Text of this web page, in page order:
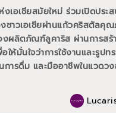
เอเชียสมัยใหม่ ร่วมเปิดประ
ชาวเอเชียผ่านแก้วคริสตัลคุ
งผลิตภัณฑ์ลูคาริส ผ่านการสร้
ห้มั่นใจว่าการใช้งานและรูป
การดื่ม และมืออาชีพในแวดวง